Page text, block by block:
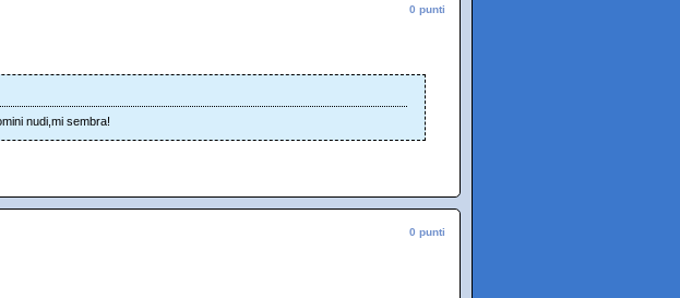
0 punti
nudi,mi sembra!
0 punti